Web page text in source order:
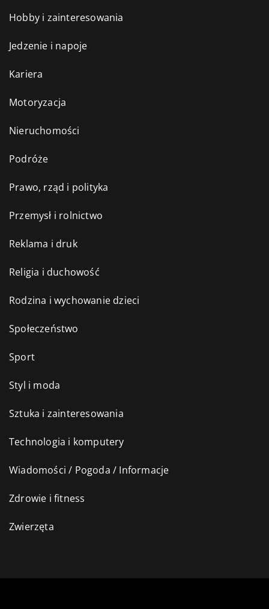
Hobby i zainteresowania
Jedzenie i napoje
Kariera
Motoryzacja
Nieruchomości
Podróże
Prawo, rząd i polityka
Przemysł i rolnictwo
Reklama i druk
Religia i duchowość
Rodzina i wychowanie dzieci
Społeczeństwo
Sport
Styl i moda
Sztuka i zainteresowania
Technologia i komputery
Wiadomości / Pogoda / Informacje
Zdrowie i fitness
Zwierzęta